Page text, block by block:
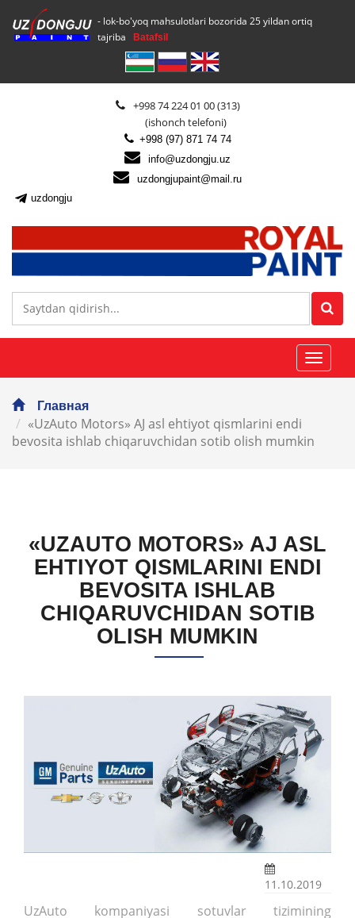
- lok-bo'yoq mahsulotlari bozorida 25 yildan ortiq
tajriba
Batafsil
+998 74 224 01 00 (313)
(ishonch telefoni)
+998 (97) 871 74 74
info@uzdongju.uz
uzdongjupaint@mail.ru
uzdongju
Главная
«UzAuto Motors» AJ asl ehtiyot qismlarini endi
bevosita ishlab chiqaruvchidan sotib olish mumkin
«UZAUTO MOTORS» AJ ASL
EHTIYOT QISMLARINI ENDI
BEVOSITA ISHLAB
CHIQARUVCHIDAN SOTIB
OLISH MUMKIN
11.10.2019
UzAuto kompaniyasi sotuvlar tizimining